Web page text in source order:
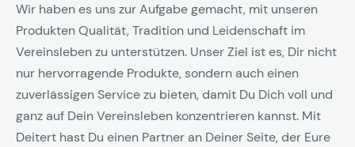
Wir haben es uns zur Aufgabe gemacht, mit unseren
Produkten Qualität, Tradition und Leidenschaft im
Vereinsleben zu unterstützen. Unser Ziel ist es, Dir nicht
nur hervorragende Produkte, sondern auch einen
zuverlässigen Service zu bieten, damit Du Dich voll und
ganz auf Dein Vereinsleben konzentrieren kannst. Mit
Deitert hast Du einen Partner an Deiner Seite, der Eure